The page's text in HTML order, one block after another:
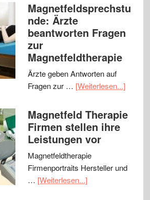
Magnetfeldsprechstu
nde: Ärzte
beantworten Fragen
zur
Magnetfeldtherapie
Ärzte geben Antworten auf
Fragen zur … [Weiterlesen...]
Magnetfeld Therapie
Firmen stellen ihre
Leistungen vor
Magnetfeldtherapie
Firmenportraits Hersteller und
… [Weiterlesen...]